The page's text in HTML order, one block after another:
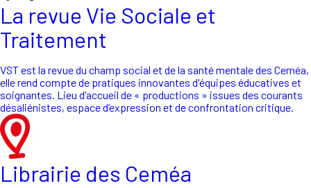
La revue Vie Sociale et
Traitement
VST est la revue du champ social et de la santé mentale des Ceméa,
elle rend compte de pratiques innovantes d'équipes éducatives et
soignantes. Lieu d’accueil de « productions » issues des courants
désaliénistes, espace d’expression et de confrontation critique.
Librairie des Ceméa